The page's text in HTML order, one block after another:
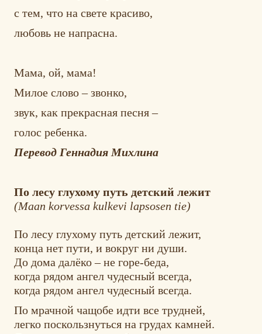
с тем, что на свете красиво,
любовь не напрасна.
Мама, ой, мама!
Милое слово – звонко,
звук, как прекрасная песня –
голос ребенка.
Перевод Геннадия Михлина
По лесу глухому путь детский лежит
(Maan korvessa kulkevi lapsosen tie)
По лесу глухому путь детский лежит,
конца нет пути, и вокруг ни души.
До дома далёко – не горе-беда,
когда рядом ангел чудесный всегда,
когда рядом ангел чудесный всегда.
По мрачной чащобе идти все трудней,
легко поскользнуться на грудах камней.